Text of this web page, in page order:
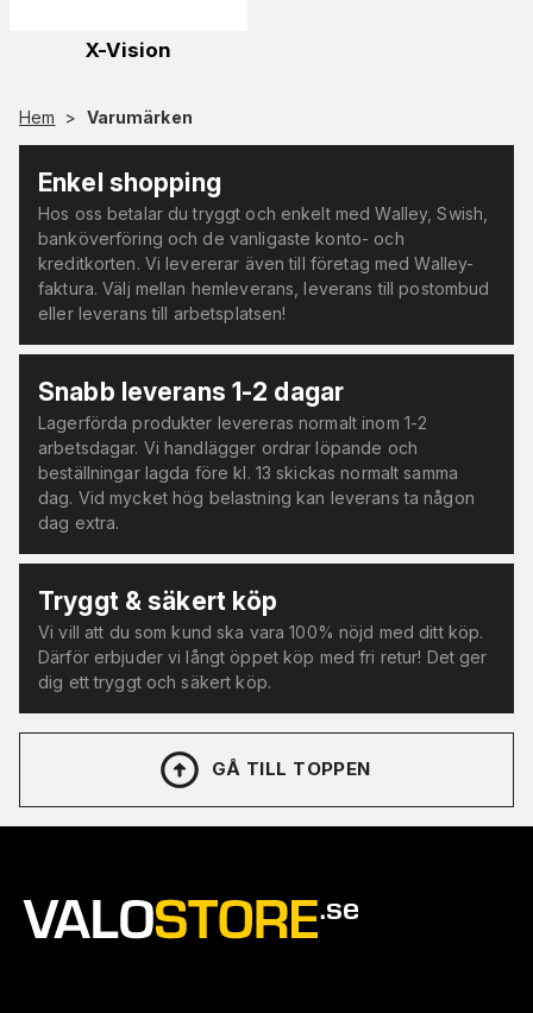
X-Vision
Hem > Varumärken
Enkel shopping
Hos oss betalar du tryggt och enkelt med Walley, Swish,
banköverföring och de vanligaste konto- och
kreditkorten. Vi levererar även till företag med Walley-
faktura. Välj mellan hemleverans, leverans till postombud
eller leverans till arbetsplatsen!
Snabb leverans 1-2 dagar
Lagerförda produkter levereras normalt inom 1-2
arbetsdagar. Vi handlägger ordrar löpande och
beställningar lagda före kl. 13 skickas normalt samma
dag. Vid mycket hög belastning kan leverans ta någon
dag extra.
Tryggt & säkert köp
Vi vill att du som kund ska vara 100% nöjd med ditt köp.
Därför erbjuder vi långt öppet köp med fri retur! Det ger
dig ett tryggt och säkert köp.
GÅ TILL TOPPEN